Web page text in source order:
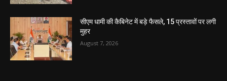
सीएम धामी की कैबिनेट में बड़े फैसले, 15 प्रस्तावों पर लगी
मुहर
August 7, 2026